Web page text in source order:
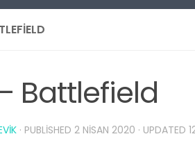
Battlefield
· PUBLISHED 2 NISAN 2020 · UPDATED